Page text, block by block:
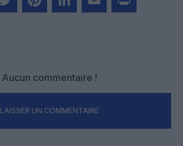
Aucun commentaire !
LAISSER UN COMMENTAIRE